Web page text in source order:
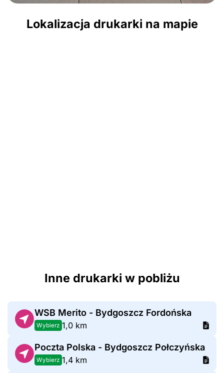
Lokalizacja drukarki na mapie
Inne drukarki w pobliżu
WSB Merito - Bydgoszcz Fordońska
Wybierz 1,0 km
Poczta Polska - Bydgoszcz Połczyńska
Wybierz 1,4 km